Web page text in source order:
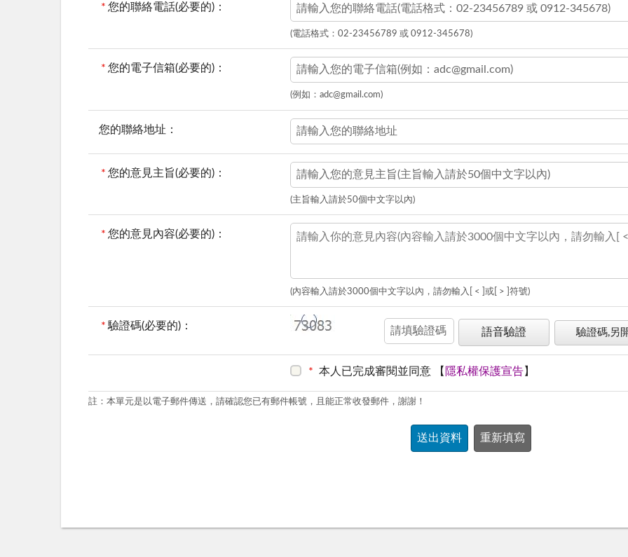
* 您的聯絡電話(必要的)：
(電話格式：02-23456789 或 0912-345678)
* 您的電子信箱(必要的)：
(例如：adc@gmail.com)
您的聯絡地址：
* 您的意見主旨(必要的)：
(主旨輸入請於50個中文字以內)
* 您的意見內容(必要的)：
(內容輸入請於3000個中文字以內，請勿輸入[ < ]或[ > ]符號)
* 驗證碼(必要的)：
語音驗證 驗證碼,另
* 本人已完成審閱並同意【 隱私權保護宣告】
註：本單元是以電子郵件傳送，請確認您已有郵件帳號，且能正常收發郵件，謝謝！